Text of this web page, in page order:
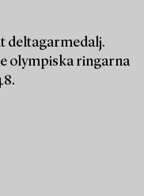
deltagarmedalj.
olympiska ringarna